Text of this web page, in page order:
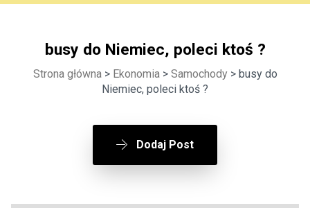
busy do Niemiec, poleci ktoś ?
Strona główna> Ekonomia> Samochody> busy do
Niemiec, poleci ktoś ?
Dodaj Post